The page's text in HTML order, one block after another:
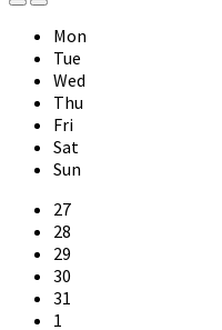
Previous
Month
Next
Month
Mon
Tue
Wed
Thu
Fri
Sat
Sun
Skip
calendar
days
27
28
29
30
31
1